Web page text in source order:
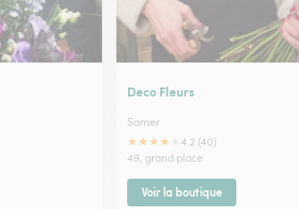
Deco Fleurs
Samer
★★★★
4.2 (40)
49, grand place
Voir la boutique